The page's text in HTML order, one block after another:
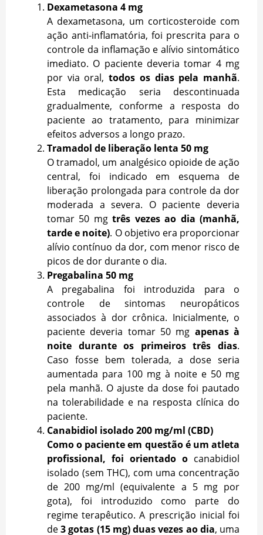
Dexametasona 4 mg
A dexametasona, um corticosteroide com
ação anti-inflamatória, foi prescrita para o
controle da inflamação e alívio sintomático
imediato. O paciente deveria tomar 4 mg
por via oral,todos os dias pela manhã.
Esta medicação seria descontinuada
gradualmente, conforme a resposta do
paciente ao tratamento, para minimizar
efeitos adversos a longo prazo.
Tramadol de liberação lenta 50 mg
O tramadol, um analgésico opioide de ação
central, foi indicado em esquema de
liberação prolongada para controle da dor
moderada a severa. O paciente deveria
tomar 50 mgtrês vezes ao dia (manhã,
tarde e noite). O objetivo era proporcionar
alívio contínuo da dor, com menor risco de
picos de dor durante o dia.
Pregabalina 50 mg
A pregabalina foi introduzida para o
controle de sintomas neuropáticos
associados à dor crônica. Inicialmente, o
paciente deveria tomar 50 mg apenas à
noite durante os primeiros três dias.
Caso fosse bem tolerada, a dose seria
aumentada para 100 mg à noite e 50 mg
pela manhã. O ajuste da dose foi pautado
na tolerabilidade e na resposta clínica do
paciente.
Canabidiol isolado 200 mg/ml (CBD)
Como o paciente em questão é um atleta
profissional, foi orientado o canabidiol
isolado (sem THC), com uma concentração
de 200 mg/ml (equivalente a 5 mg por
gota), foi introduzido como parte do
regime terapêutico. A prescrição inicial foi
de3 gotas (15 mg) duas vezes ao dia, uma